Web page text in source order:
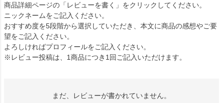
商品詳細ページの「レビューを書く」をクリックしてください。
ニックネームをご記入ください。
おすすめ度を5段階から選択していただき、本文に商品の感想やご要
望をご記入ください。
よろしければプロフィールをご記入ください。
※レビュー投稿は、1商品につき1回ご記入いただけます。
まだ、レビューが書かれていません。